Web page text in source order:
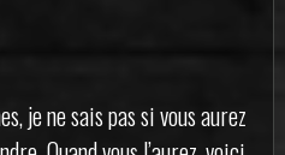
je ne sais pas si vous aurez